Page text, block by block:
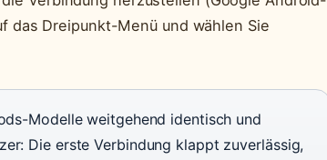
das Dreipunkt-Menü und wählen Sie
Modelle weitgehend identisch und
Die erste Verbindung klappt zuverlässig,